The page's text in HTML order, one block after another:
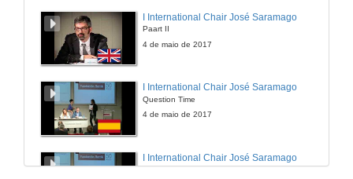
I International Chair José Saramago
Paart II
4 de maio de 2017
I International Chair José Saramago
Question Time
4 de maio de 2017
I International Chair José Saramago
Question Time